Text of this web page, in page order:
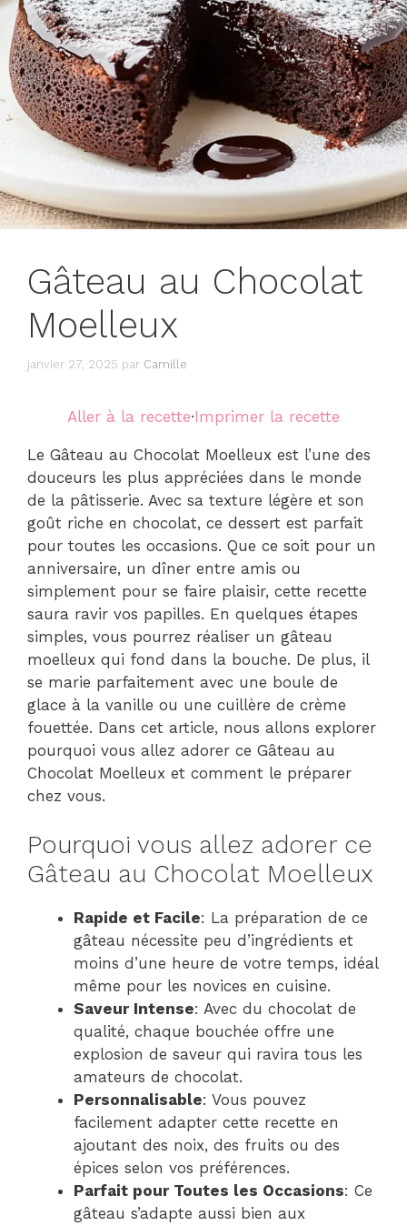
Gâteau au Chocolat
Moelleux
janvier 27, 2025 par Camille
Aller à la recette·Imprimer la recette
Le Gâteau au Chocolat Moelleux est l’une des
douceurs les plus appréciées dans le monde
de la pâtisserie. Avec sa texture légère et son
goût riche en chocolat, ce dessert est parfait
pour toutes les occasions. Que ce soit pour un
anniversaire, un dîner entre amis ou
simplement pour se faire plaisir, cette recette
saura ravir vos papilles. En quelques étapes
simples, vous pourrez réaliser un gâteau
moelleux qui fond dans la bouche. De plus, il
se marie parfaitement avec une boule de
glace à la vanille ou une cuillère de crème
fouettée. Dans cet article, nous allons explorer
pourquoi vous allez adorer ce Gâteau au
Chocolat Moelleux et comment le préparer
chez vous.
Pourquoi vous allez adorer ce
Gâteau au Chocolat Moelleux
Rapide et Facile: La préparation de ce
gâteau nécessite peu d’ingrédients et
moins d’une heure de votre temps, idéal
même pour les novices en cuisine.
Saveur Intense: Avec du chocolat de
qualité, chaque bouchée offre une
explosion de saveur qui ravira tous les
amateurs de chocolat.
Personnalisable: Vous pouvez
facilement adapter cette recette en
ajoutant des noix, des fruits ou des
épices selon vos préférences.
Parfait pour Toutes les Occasions: Ce
gâteau s’adapte aussi bien aux